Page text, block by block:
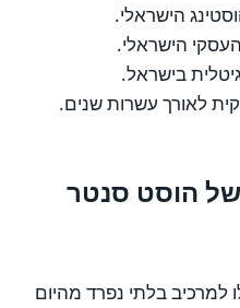
הישראלי.
הישראלי.
בישראל.
לאורך עשרות שנים.
הוסט סנטר
למרכיב בלתי נפרד מהיום